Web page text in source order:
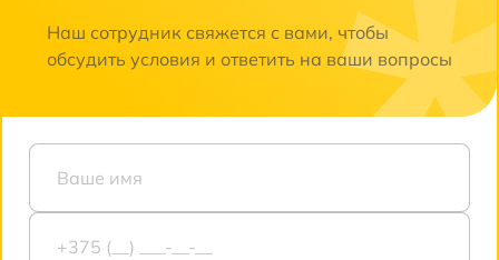
Наш сотрудник свяжется с вами, чтобы
обсудить условия и ответить на ваши вопросы